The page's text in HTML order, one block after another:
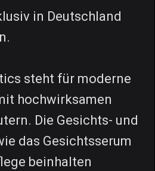
in Deutschland
steht für moderne
hochwirksamen
Die Gesichts- und
das Gesichtsserum
beinhalten